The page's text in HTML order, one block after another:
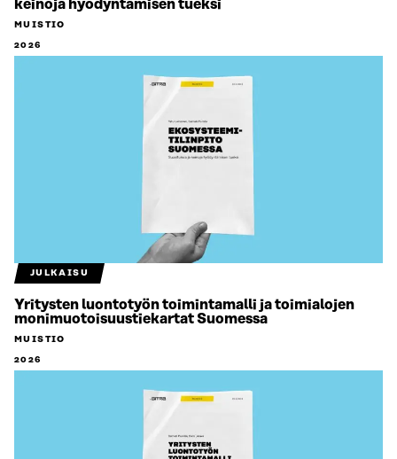
keinoja hyödyntämisen tueksi
MUISTIO
2026
JULKAISU
Yritysten luontotyön toimintamalli ja toimialojen
monimuotoisuustiekartat Suomessa
MUISTIO
2026